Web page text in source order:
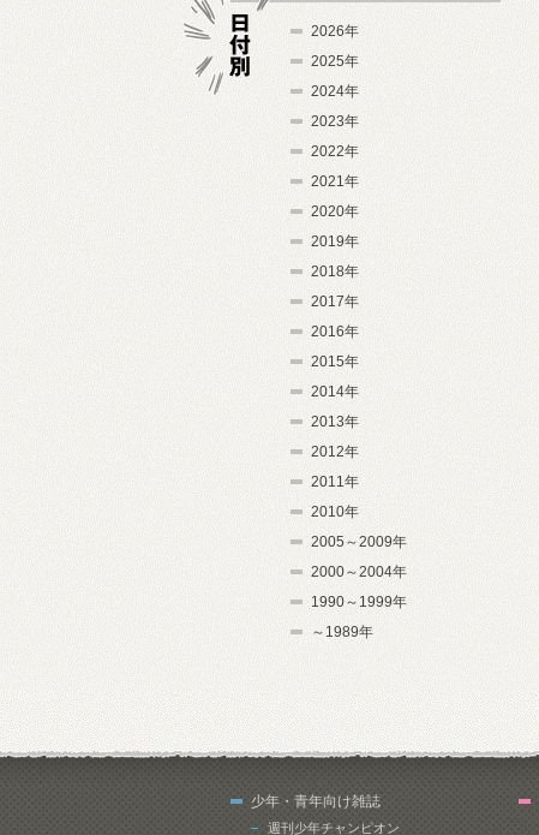
2026年
2025年
2024年
2023年
2022年
2021年
2020年
2019年
2018年
2017年
2016年
2015年
2014年
2013年
2012年
2011年
2010年
2005～2009年
2000～2004年
1990～1999年
～1989年
少年・青年向け雑誌
週刊少年チャンピオン